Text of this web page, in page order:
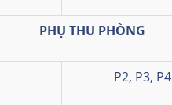
PHỤ THU PHÒNG
P2, P3, P4